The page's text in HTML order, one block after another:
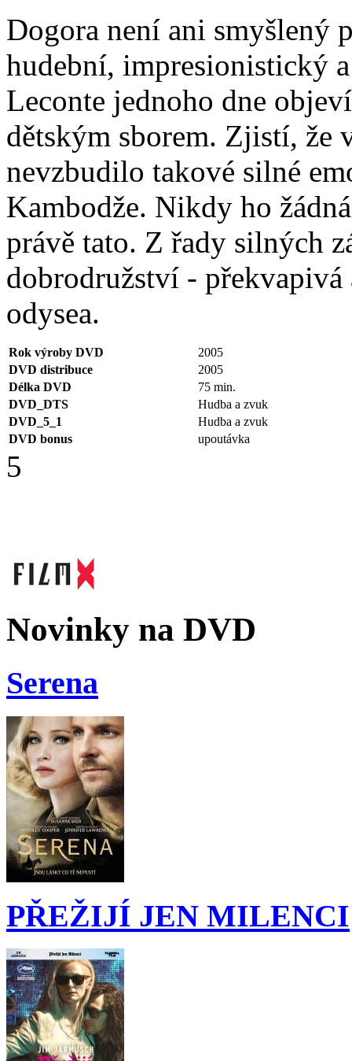
Dogora není ani smyšlený
hudební, impresionistický
Leconte jednoho dne
dětským sborem. Zjistí, že
nevzbudilo takové silné
Kambodže. Nikdy ho
právě tato. Z řady silných
dobrodružství - překvapivá
odysea.
Rok výroby DVD
2005
DVD distribuce
2005
Délka DVD
75 min.
DVD_DTS
Hudba a zvuk
DVD_5_1
Hudba a zvuk
DVD bonus
upoutávka
5
Novinky na DVD
Serena
PŘEŽIJÍ JEN MILENCI